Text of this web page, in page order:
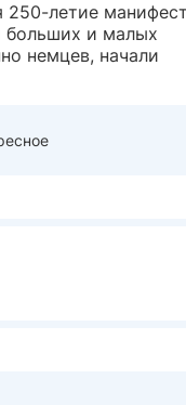
250-летие
больших и малых
немцев, начали